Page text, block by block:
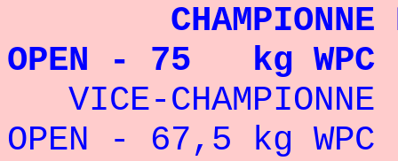
CHAMPIONNE DU
OPEN - 75 kg WPC
VICE-CHAMPIONNE
OPEN - 67,5 kg